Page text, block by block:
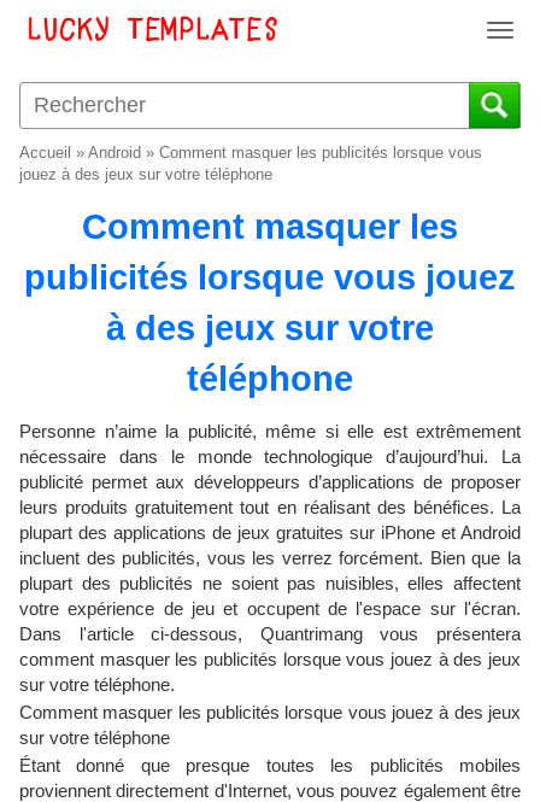
T
g
g
i
n
Accueil » Android » Comment masquer les publicités lorsque vous
jouez à des jeux sur votre téléphone
Comment masquer les
publicités lorsque vous jouez
à des jeux sur votre
téléphone
Personne n’aime la publicité, même si elle est extrêmement
nécessaire dans le monde technologique d’aujourd’hui. La
publicité permet aux développeurs d’applications de proposer
leurs produits gratuitement tout en réalisant des bénéfices. La
plupart des applications de jeux gratuites sur iPhone et Android
incluent des publicités, vous les verrez forcément. Bien que la
plupart des publicités ne soient pas nuisibles, elles affectent
votre expérience de jeu et occupent de l'espace sur l'écran.
Dans l'article ci-dessous, Quantrimang vous présentera
comment masquer les publicités lorsque vous jouez à des jeux
sur votre téléphone.
Comment masquer les publicités lorsque vous jouez à des jeux
sur votre téléphone
Étant donné que presque toutes les publicités mobiles
proviennent directement d'Internet, vous pouvez également être